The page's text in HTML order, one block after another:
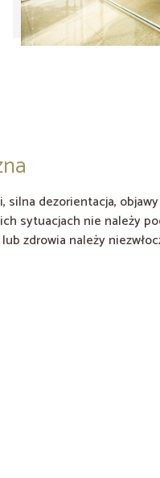
dezorientacja,
sytuacjach nie należy
zdrowia należy